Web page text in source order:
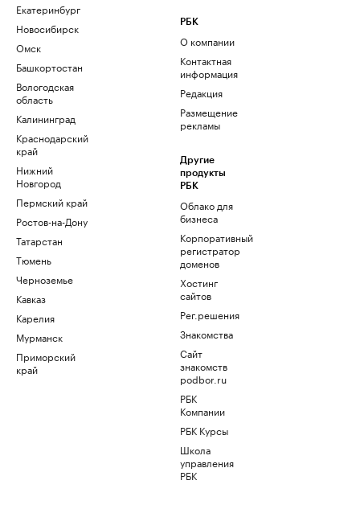
Екатеринбург
Новосибирск
Омск
Башкортостан
Вологодская
область
Калининград
Краснодарский
край
Нижний
Новгород
Пермский край
Ростов-на-Дону
Татарстан
Тюмень
Черноземье
Кавказ
Карелия
Мурманск
Приморский
край
РБК
О компании
Контактная
информация
Редакция
Размещение
рекламы
Другие
продукты
РБК
Облако для
бизнеса
Корпоративный
регистратор
доменов
Хостинг
сайтов
Рег.решения
Знакомства
Сайт
знакомств
podbor.ru
РБК
Компании
РБК Курсы
Школа
управления
РБК